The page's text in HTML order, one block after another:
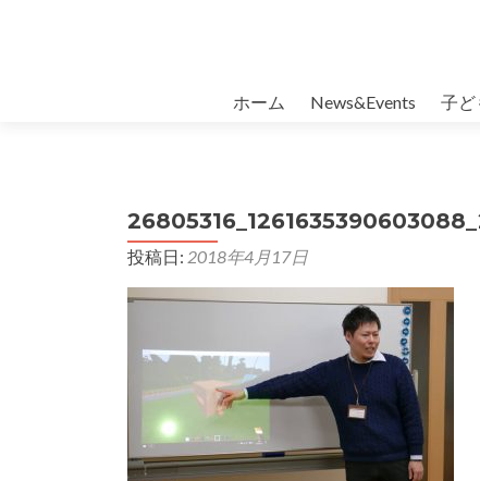
コンテンツへスキップ
ホーム News&Events 子ど
投稿日: 2018年4月17日